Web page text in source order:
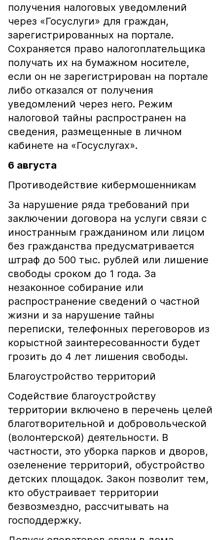
получения налоговых уведомлений
через «Госуслуги» для граждан,
зарегистрированных на портале.
Сохраняется право налогоплательщика
получать их на бумажном носителе,
если он не зарегистрирован на портале
либо отказался от получения
уведомлений через него. Режим
налоговой тайны распространен на
сведения, размещенные в личном
кабинете на «Госуслугах».
6 августа
Противодействие кибермошенникам
За нарушение ряда требований при
заключении договора на услуги связи с
иностранным гражданином или лицом
без гражданства предусматривается
штраф до 500 тыс. рублей или лишение
свободы сроком до 1 года. За
незаконное собирание или
распространение сведений о частной
жизни и за нарушение тайны
переписки, телефонных переговоров из
корыстной заинтересованности будет
грозить до 4 лет лишения свободы.
Благоустройство территорий
Содействие благоустройству
территории включено в перечень целей
благотворительной и добровольческой
(волонтерской) деятельности. В
частности, это уборка парков и дворов,
озеленение территорий, обустройство
детских площадок. Закон позволит тем,
кто обустраивает территории
безвозмездно, рассчитывать на
господдержку.